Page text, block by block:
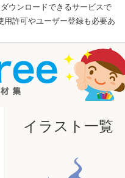
ウンロードできるサービスで
許可やユーザー登録も必要あ
イラスト一覧